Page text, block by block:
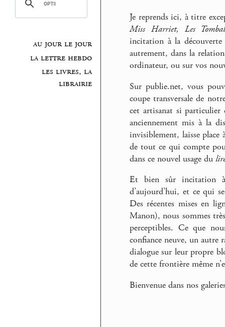
au jour le jour
la lettre hebdo
les livres, la
librairie
Je reprends ici, à titre
Miss Harriet, Les
incitation à la
autrement, dans la
ordinateur, ou sur vos
Sur publie.net, vous
coupe transversale de
cet artisanat si particulier
anciennement mis à la
invisiblement, laisse place
de tout ce qui compte
dans ce nouvel usage du
Et bien sûr incitation
d’aujourd’hui, et ce qui
Des récentes mises en
Manon), nous sommes
perceptibles. Ce que
confiance neuve, un autre
dialogue sur leur propre
de cette frontière même
Bienvenue dans nos